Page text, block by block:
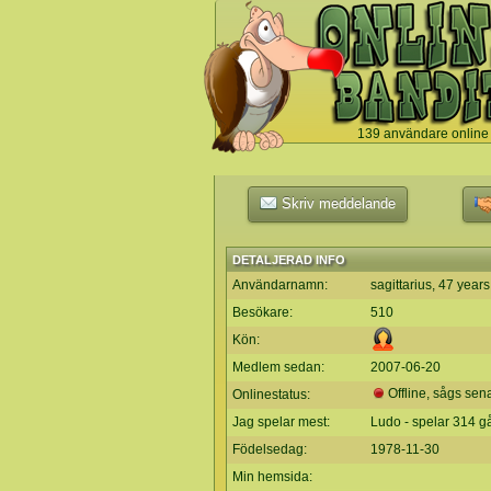
139 användare online
`
Skriv meddelande
DETALJERAD INFO
Användarnamn:
sagittarius, 47 years
Besökare:
510
Kön:
Medlem sedan:
2007-06-20
Onlinestatus:
Offline, sågs
Jag spelar mest:
Ludo - spelar 314
Födelsedag:
1978-11-30
Min hemsida: